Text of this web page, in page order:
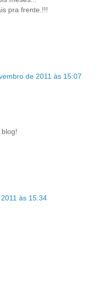
pra frente.!!!
de 2011 às 15:07
às 15:34